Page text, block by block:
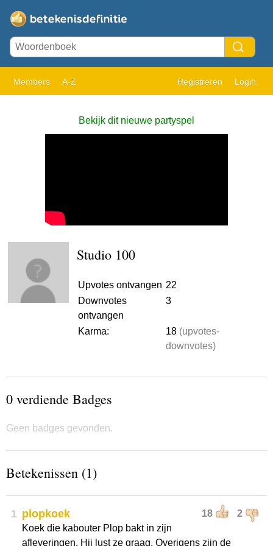
Members A-Z Registreren Login
Bekijk dit nieuwe partyspel
Studio 100
Upvotes ontvangen 22
Downvotes
ontvangen
3
Karma: 18 (upvotes-
downvotes)
0 verdiende Badges
Geen badges gevonden.
Betekenissen (1)
1 18 2
plopkoek
Koek die kabouter Plop bakt in zijn
afleveringen. Hij lust ze graag. Overigens zijn de